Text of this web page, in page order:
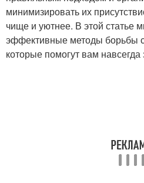
минимизировать их
чище и уютнее. В этой статье
эффективные методы борьбы
которые помогут вам